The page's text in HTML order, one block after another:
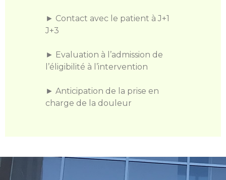
► Contact avec le patient à J+1
J+3
► Evaluation à l’admission de
l’éligibilité à l’intervention
► Anticipation de la prise en
charge de la douleur